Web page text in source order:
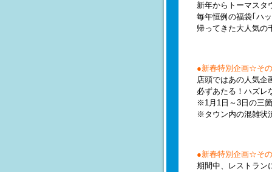
新年からトーマス
毎年恒例の福袋｢ハ
帰ってきた大人気の
●新春特別企画☆そ
店頭ではあの人気企
必ずあたる！ハズレ
※1月1日～3日の三
※タウン内の混雑状
●新春特別企画☆そ
期間中、レストラン